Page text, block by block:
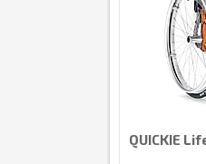
QUICKIE